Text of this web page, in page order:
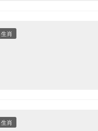
生肖
生肖